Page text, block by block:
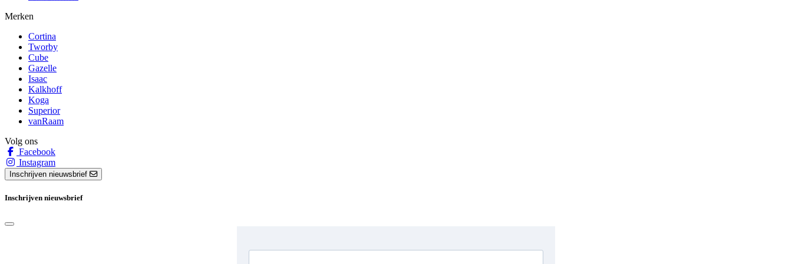
Merken
Cortina
Tworby
Cube
Gazelle
Isaac
Kalkhoff
Koga
Superior
vanRaam
Volg ons
Facebook
Instagram
Inschrijven nieuwsbrief
Inschrijven nieuwsbrief